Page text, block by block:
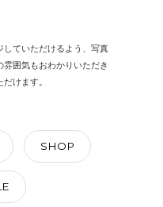
ていただけるよう、写真
囲気もおわかりいただき
けます。
SHOP